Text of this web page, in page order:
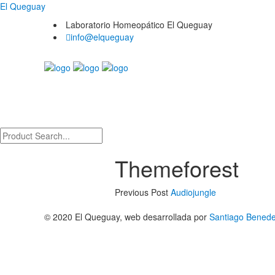
El Queguay
Laboratorio Homeopático El Queguay
info@elqueguay
Themeforest
Previous Post Audiojungle
© 2020 El Queguay, web desarrollada por Santiago